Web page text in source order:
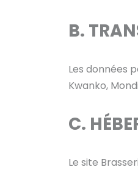
B.
Les données
Kwanko,
C.
Le site